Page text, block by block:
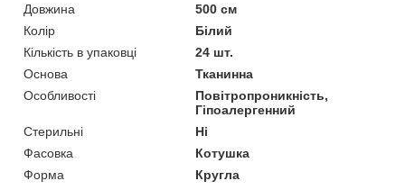
Довжина
500 см
Колір
Білий
Кількість в упаковці
24 шт.
Основа
Тканинна
Особливості
Повітропроникність,
Гіпоалергенний
Стерильні
Ні
Фасовка
Котушка
Форма
Кругла